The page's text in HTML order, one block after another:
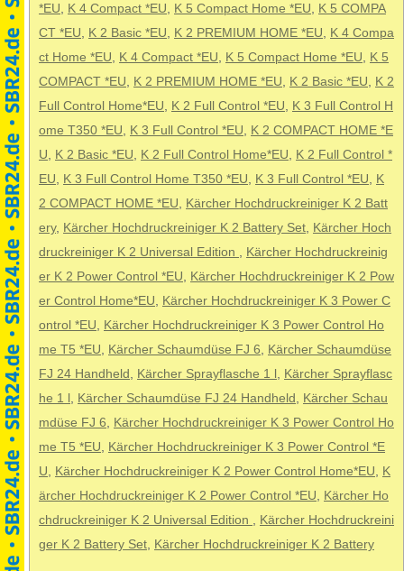
*EU
K 4 Compact *EU K 5 Compact Home *EU
K 5 COMPA
CT *EU
K 2 Basic *EU K 2 PREMIUM HOME *EU
K 4 Compa
ct Home *EU
K 4 Compact *EU K 5 Compact Home *EU
K 5
COMPACT *EU
K 2 PREMIUM HOME *EU K 2 Basic *EU
K 2
Full Control Home*EU
K 2 Full Control *EU
K 3 Full Control H
ome T350 *EU
K 3 Full Control *EU
K 2 COMPACT HOME *E
U
K 2 Basic *EU K 2 Full Control Home*EU
K 2 Full Control *
EU
K 3 Full Control Home T350 *EU K 3 Full Control *EU
K
2 COMPACT HOME *EU
Kärcher Hochdruckreiniger K 2 Batt
ery, Kärcher Hochdruckreiniger K 2 Battery Set Kärcher Hoch
druckreiniger K 2 Universal Edition
Kärcher Hochdruckreinig
er K 2 Power Control *EU
Kärcher Hochdruckreiniger K 2 Pow
er Control Home*EU
Kärcher Hochdruckreiniger K 3 Power C
ontrol *EU
Kärcher Hochdruckreiniger K 3 Power Control Ho
me T5 *EU
Kärcher Schaumdüse FJ 6
Kärcher Schaumdüse
FJ 24 Handheld
Kärcher Sprayflasche 1 l Kärcher Sprayflasc
he 1 l Kärcher Schaumdüse FJ 24 Handheld
Kärcher Schau
mdüse FJ 6
Kärcher Hochdruckreiniger K 3 Power Control Ho
me T5 *EU
Kärcher Hochdruckreiniger K 3 Power Control *E
U
Kärcher Hochdruckreiniger K 2 Power Control Home*EU
K
ärcher Hochdruckreiniger K 2 Power Control *EU
Kärcher Ho
chdruckreiniger K 2 Universal Edition
Kärcher Hochdruckreini
ger K 2 Battery Set Kärcher Hochdruckreiniger K 2 Battery